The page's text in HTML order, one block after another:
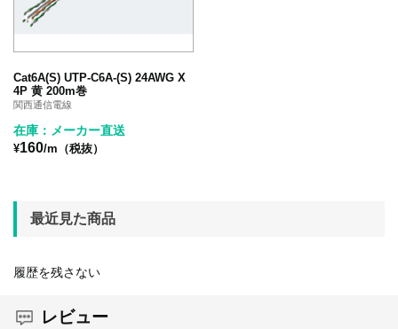
Cat6A(S) UTP-C6A-(S) 24AWG X
4P 黄 200m巻
関西通信電線
在庫：メーカー直送
¥160/m（税抜）
最近見た商品
履歴を残さない
レビュー